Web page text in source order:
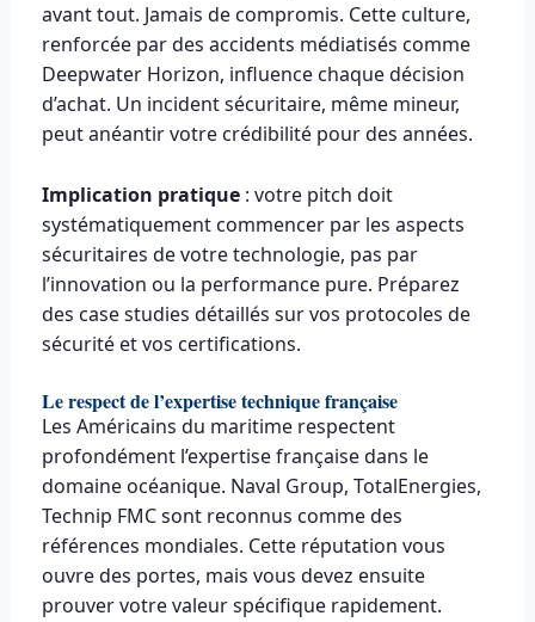
avant tout. Jamais de compromis. Cette culture,
renforcée par des accidents médiatisés comme
Deepwater Horizon, influence chaque décision
d’achat. Un incident sécuritaire, même mineur,
peut anéantir votre crédibilité pour des années.
Implication pratique : votre pitch doit
systématiquement commencer par les aspects
sécuritaires de votre technologie, pas par
l’innovation ou la performance pure. Préparez
des case studies détaillés sur vos protocoles de
sécurité et vos certifications.
Le respect de l’expertise technique française
Les Américains du maritime respectent
profondément l’expertise française dans le
domaine océanique. Naval Group, TotalEnergies,
Technip FMC sont reconnus comme des
références mondiales. Cette réputation vous
ouvre des portes, mais vous devez ensuite
prouver votre valeur spécifique rapidement.